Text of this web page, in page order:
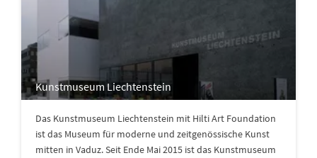
Kunstmuseum Liechtenstein
Das Kunstmuseum Liechtenstein mit Hilti Art Foundation
ist das Museum für moderne und zeitgenössische Kunst
mitten in Vaduz. Seit Ende Mai 2015 ist das Kunstmuseum